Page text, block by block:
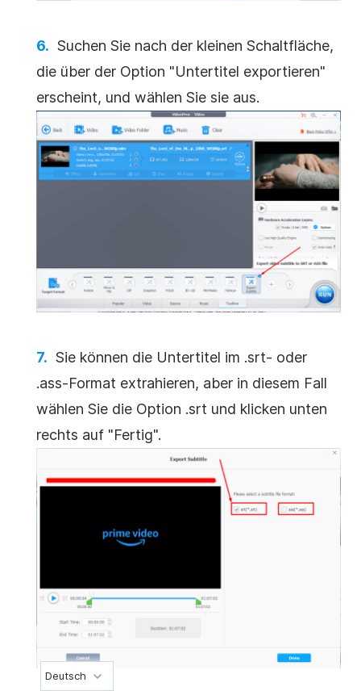
Suchen Sie nach der kleinen Schaltfläche,
die über der Option "Untertitel exportieren"
erscheint, und wählen Sie sie aus.
Sie können die Untertitel im .srt- oder
.ass-Format extrahieren, aber in diesem Fall
wählen Sie die Option .srt und klicken unten
rechts auf "Fertig".
Deutsch